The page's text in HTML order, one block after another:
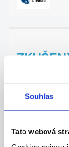
Souhlas
Tato webová
Máte za